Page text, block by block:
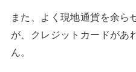
また、よく現地通貨を余ら
が、クレジットカードがあ
ん。